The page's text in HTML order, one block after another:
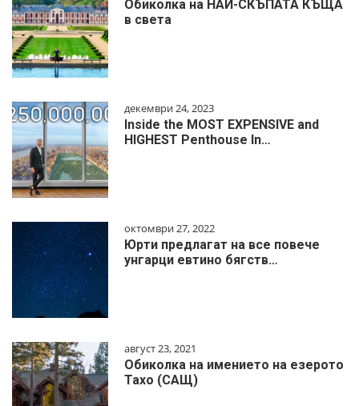
Обиколка на НАЙ-СКЪПАТА КЪЩА
в света
декември 24, 2023
Inside the MOST EXPENSIVE and
HIGHEST Penthouse In…
октомври 27, 2022
Юрти предлагат на все повече
унгарци евтино бягств…
август 23, 2021
Обиколка на имението на езерото
Тахо (САЩ)